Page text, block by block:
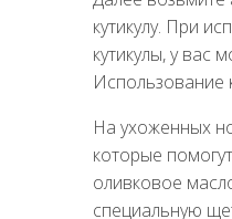
кутикулу. При
кутикулы, у вас
Использование
На ухоженных
которые
оливковое
специальную